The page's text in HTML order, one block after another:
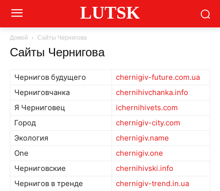
LUTSK
Домой Сайты Чернигова
Сайты Чернигова
Чернигов будущего
chernigiv-future.com.ua
Черниговчанка
chernihivchanka.info
Я Черниговец
ichernihivets.com
Город
chernigiv-city.com
Экология
chernigiv.name
One
chernigiv.one
Черниговские
chernihivski.info
Чернигов в тренде
chernigiv-trend.in.ua